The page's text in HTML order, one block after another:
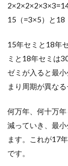
15（=3×5）と18
15年セミと18年
ミと18年セミは
ゼミが入ると最
まり周期が異な
何万年、何十万
減っていき、最
ます。これが17
です。